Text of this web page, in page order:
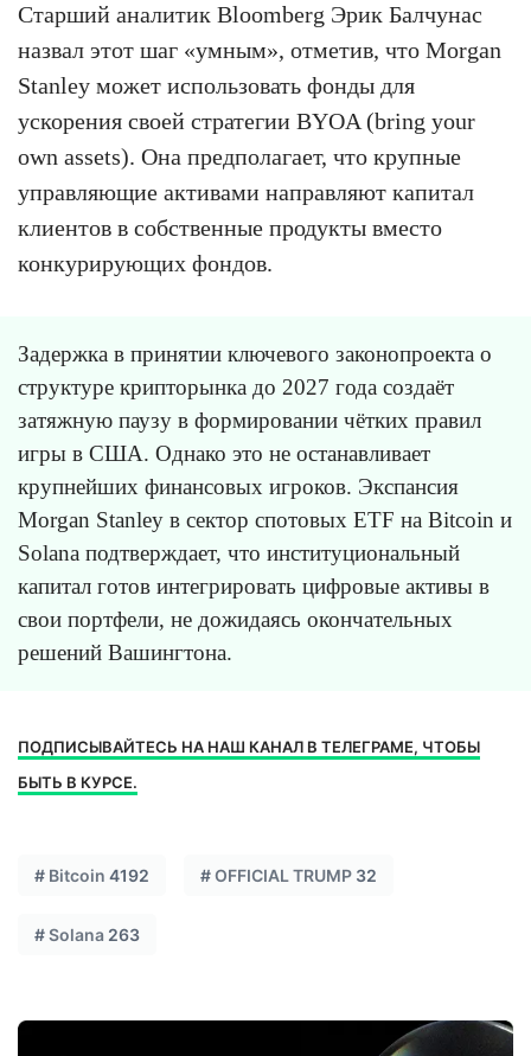
Старший аналитик Bloomberg Эрик Балчунас
назвал этот шаг «умным», отметив, что Morgan
Stanley может использовать фонды для
ускорения своей стратегии BYOA (bring your
own assets). Она предполагает, что крупные
управляющие активами направляют капитал
клиентов в собственные продукты вместо
конкурирующих фондов.
Задержка в принятии ключевого законопроекта о
структуре крипторынка до 2027 года создаёт
затяжную паузу в формировании чётких правил
игры в США. Однако это не останавливает
крупнейших финансовых игроков. Экспансия
Morgan Stanley в сектор спотовых ETF на Bitcoin и
Solana подтверждает, что институциональный
капитал готов интегрировать цифровые активы в
свои портфели, не дожидаясь окончательных
решений Вашингтона.
ПОДПИСЫВАЙТЕСЬ НА НАШ КАНАЛ В ТЕЛЕГРАМЕ, ЧТОБЫ
БЫТЬ В КУРСЕ.
# Bitcoin 4192 #OFFICIAL TRUMP 32
#Solana 263